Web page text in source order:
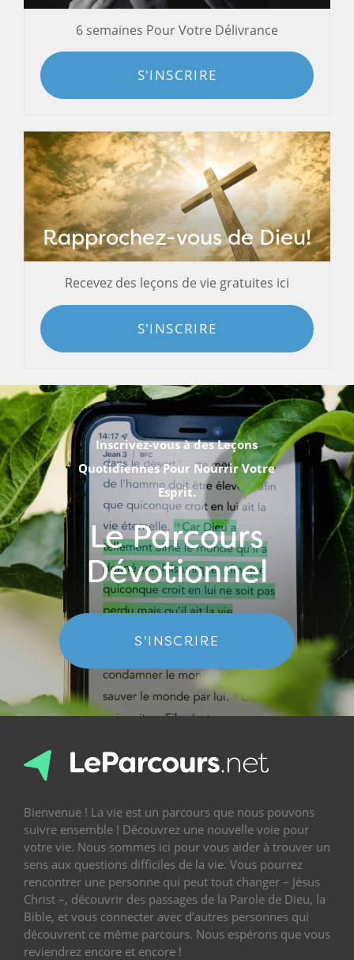
6 semaines Pour Votre Délivrance
S'INSCRIRE
Rapprochez-vous de Dieu!
Recevez des leçons de vie gratuites ici
S'INSCRIRE
Inscrivez-vous à des Leçons
Quotidiennes Pour Nourrir Votre
Esprit.
Le Parcours
Dévotionnel
S'INSCRIRE
Bienvenue ! La vie est un parcours que nous pouvons
suivre ensemble ! Découvrez une nouvelle voie pour
votre vie. Nous sommes ici pour vous aider à trouver un
sens aux questions difficiles de la vie. Vous pourrez
rencontrer une personne qui peut tout changer – Jésus
Christ –, découvrir des passages de la Parole de Dieu, la
Bible, et vous connecter avec d’autres personnes qui
découvrent ce même parcours. Nous espérons que vous
reviendrez encore et encore !